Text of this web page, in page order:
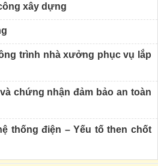
xây dựng
trình nhà xưởng phục vụ lắp
chứng nhận đảm bảo an toàn
thống điện – Yếu tố then chốt